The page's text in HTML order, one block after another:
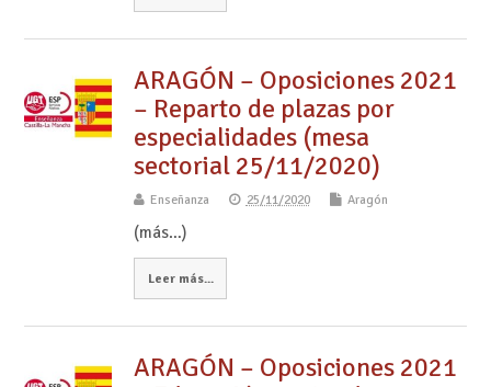
ARAGÓN – Oposiciones 2021
– Reparto de plazas por
especialidades (mesa
sectorial 25/11/2020)
Enseñanza 25/11/2020 Aragón
(más…)
Leer más...
ARAGÓN – Oposiciones 2021